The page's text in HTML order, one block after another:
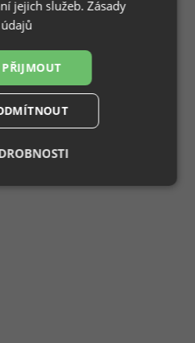
jejich služeb.Zásady
PŘIJMOUT
Soubory